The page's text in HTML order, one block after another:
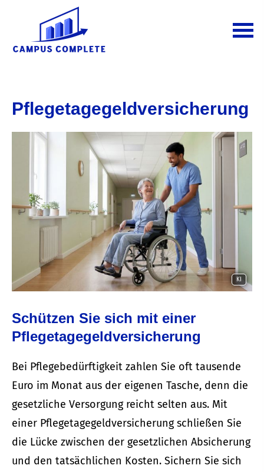
Pflegetagegeldversicherung
KI
Schützen Sie sich mit einer
Pflegetagegeldversicherung
Bei Pflegebedürftigkeit zahlen Sie oft tausende
Euro im Monat aus der eigenen Tasche, denn die
gesetzliche Versorgung reicht selten aus. Mit
einer Pflegetagegeldversicherung schließen Sie
die Lücke zwischen der gesetzlichen Absicherung
und den tatsächlichen Kosten. Sichern Sie sich